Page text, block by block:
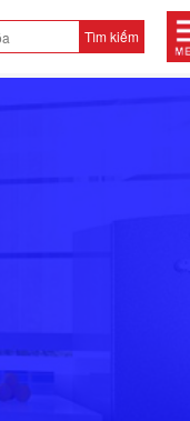
Tìm kiếm